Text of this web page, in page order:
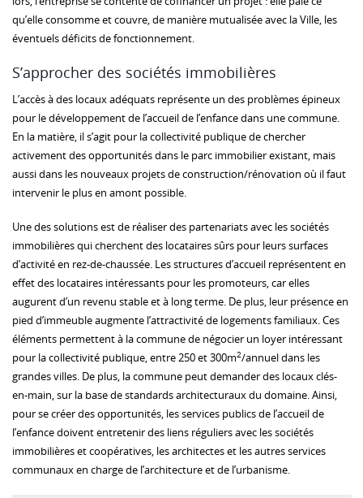
qu’elle consomme et couvre, de manière mutualisée avec la Ville, les
éventuels déficits de fonctionnement.
S’approcher des sociétés immobilières
L’accès à des locaux adéquats représente un des problèmes épineux
pour le développement de l’accueil de l’enfance dans une commune.
En la matière, il s’agit pour la collectivité publique de chercher
activement des opportunités dans le parc immobilier existant, mais
aussi dans les nouveaux projets de construction/rénovation où il faut
intervenir le plus en amont possible.
Une des solutions est de réaliser des partenariats avec les sociétés
immobilières qui cherchent des locataires sûrs pour leurs surfaces
d’activité en rez-de-chaussée. Les structures d’accueil représentent en
effet des locataires intéressants pour les promoteurs, car elles
augurent d’un revenu stable et à long terme. De plus, leur présence en
pied d’immeuble augmente l’attractivité de logements familiaux. Ces
éléments permettent à la commune de négocier un loyer intéressant
pour la collectivité publique, entre 250 et 300m2/annuel dans les
grandes villes. De plus, la commune peut demander des locaux clés-
en-main, sur la base de standards architecturaux du domaine. Ainsi,
pour se créer des opportunités, les services publics de l’accueil de
l’enfance doivent entretenir des liens réguliers avec les sociétés
immobilières et coopératives, les architectes et les autres services
communaux en charge de l’architecture et de l’urbanisme.